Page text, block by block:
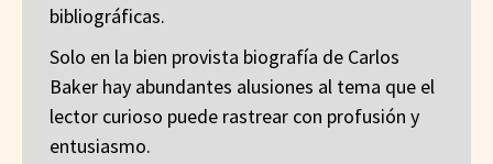
bibliográficas.
Solo en la bien provista biografía de Carlos
Baker hay abundantes alusiones al tema que el
lector curioso puede rastrear con profusión y
entusiasmo.